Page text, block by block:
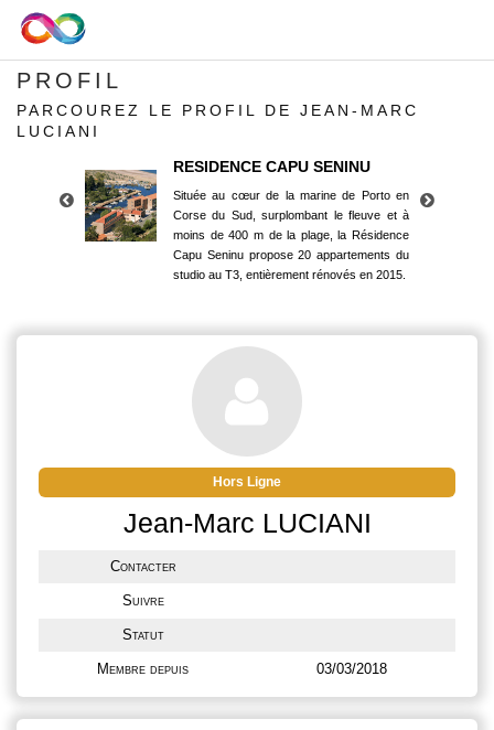
PROFIL
PARCOUREZ LE PROFIL DE JEAN-MARC
LUCIANI
RESIDENCE CAPU SENINU
Située au cœur de la marine de Porto en
Corse du Sud, surplombant le fleuve et à
moins de 400 m de la plage, la Résidence
Capu Seninu propose 20 appartements du
studio au T3, entièrement rénovés en 2015.
Corse du Sud, surplombant le fleuve et à
moins de 400 m de la plage, la Résidence
Capu Seninu propose 20 appartements du
studio au T3, entièrement rénovés en 2015.
Hors Ligne
Jean-Marc LUCIANI
Contacter
Suivre
Statut
Membre depuis 03/03/2018